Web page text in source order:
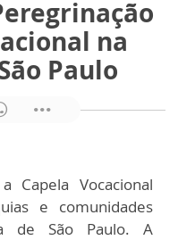
na
Paulo
Vocacional
e comunidades
de São Paulo. A